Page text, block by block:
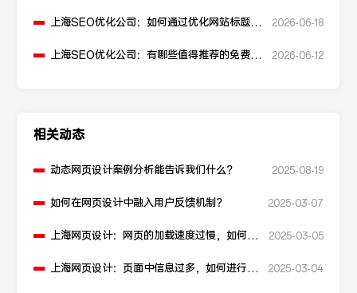
上海SEO优化公司：如何通过优化网站标题提
2026-06-18
上海SEO优化公司：有哪些值得推荐的免费
2026-06-12
相关动态
动态网页设计案例分析能告诉我们什么？ 2025-08-19
如何在网页设计中融入用户反馈机制？ 2025-03-07
上海网页设计：网页的加载速度过慢，如何进
2025-03-05
上海网页设计：页面中信息过多，如何进行信
2025-03-04